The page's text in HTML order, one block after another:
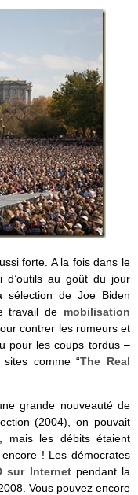
forte. A la fois dans le
d’outils au goût du jour
sélection de Joe Biden
travail de mobilisation
contrer les rumeurs et
pour les coups tordus –
comme “The Real
grande nouveauté de
(2004), on pouvait
mais les débits étaient
! Les démocrates
sur Internetpendant la
Vous pouvez encore